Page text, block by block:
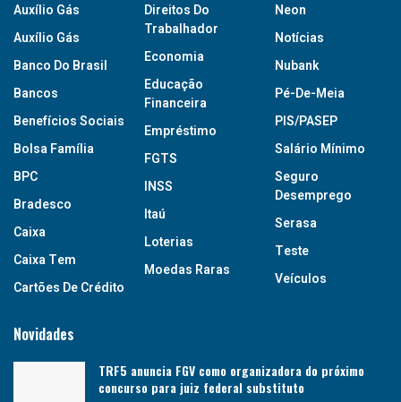
Auxílio Gás
Auxílio Gás
Banco Do Brasil
Bancos
Benefícios Sociais
Bolsa Família
BPC
Bradesco
Caixa
Caixa Tem
Cartões De Crédito
Direitos Do
Trabalhador
Economia
Educação
Financeira
Empréstimo
FGTS
INSS
Itaú
Loterias
Moedas Raras
Neon
Notícias
Nubank
Pé-De-Meia
PIS/PASEP
Salário Mínimo
Seguro
Desemprego
Serasa
Teste
Veículos
Novidades
TRF5 anuncia FGV como organizadora do próximo
concurso para juiz federal substituto